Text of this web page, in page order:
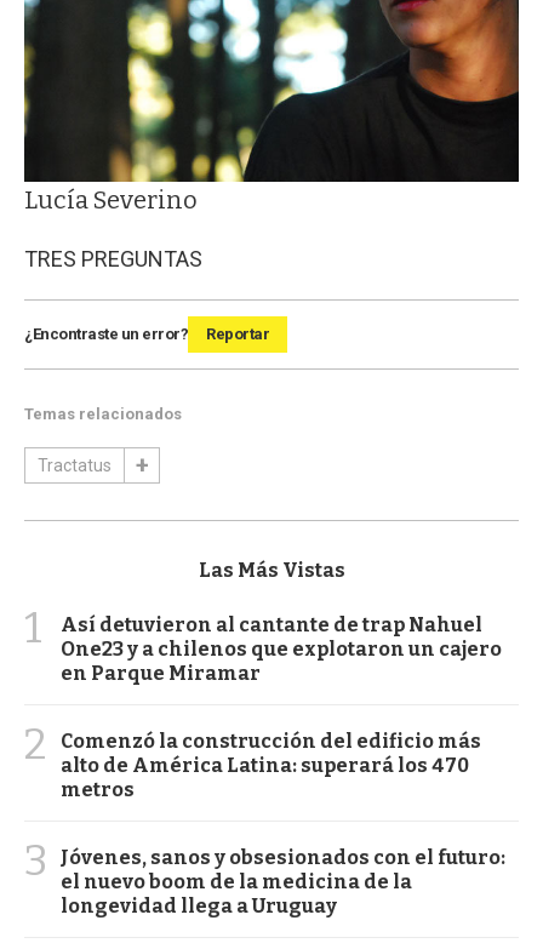
Lucía Severino
TRES PREGUNTAS
¿Encontraste un error? Reportar
Temas relacionados
Tractatus
Las Más Vistas
1
Así detuvieron al cantante de trap Nahuel
One23 y a chilenos que explotaron un cajero
en Parque Miramar
2
Comenzó la construcción del edificio más
alto de América Latina: superará los 470
metros
3
Jóvenes, sanos y obsesionados con el futuro:
el nuevo boom de la medicina de la
longevidad llega a Uruguay